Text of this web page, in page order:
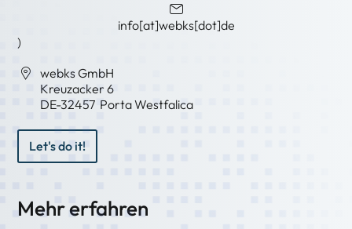
info[at]webks[dot]de
)
webks GmbH
Kreuzacker 6
DE-32457 Porta Westfalica
Let's do it!
Mehr erfahren